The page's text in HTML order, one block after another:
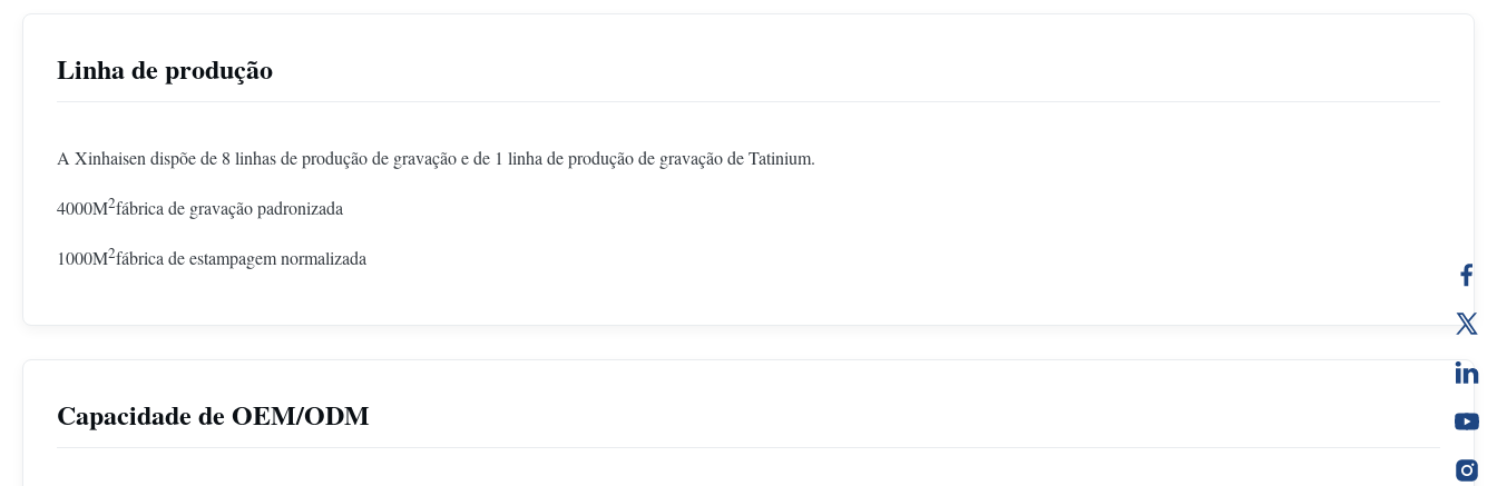
Linha de produção
A Xinhaisen dispõe de 8 linhas de produção de gravação e de 1 linha de produção de gravação de Tatinium.
4000M2fábrica de gravação padronizada
1000M2fábrica de estampagem normalizada
Capacidade de OEM/ODM